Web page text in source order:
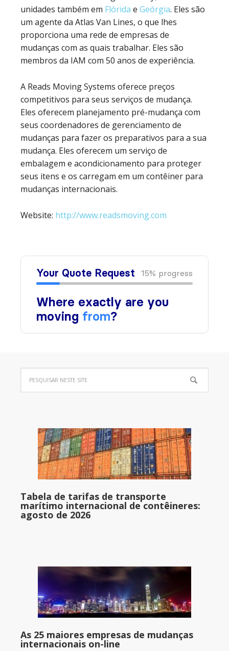
unidades também em Flórida e Geórgia. Eles são
um agente da Atlas Van Lines, o que lhes
proporciona uma rede de empresas de
mudanças com as quais trabalhar. Eles são
membros da IAM com 50 anos de experiência.
A Reads Moving Systems oferece preços
competitivos para seus serviços de mudança.
Eles oferecem planejamento pré-mudança com
seus coordenadores de gerenciamento de
mudanças para fazer os preparativos para a sua
mudança. Eles oferecem um serviço de
embalagem e acondicionamento para proteger
seus itens e os carregam em um contêiner para
mudanças internacionais.
Website: http://www.readsmoving.com
Tabela de tarifas de transporte
marítimo internacional de contêineres:
agosto de 2026
As 25 maiores empresas de mudanças
internacionais on-line